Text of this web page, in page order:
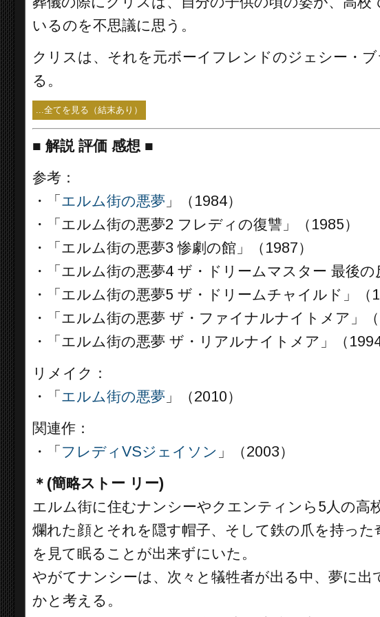
いるのを不思議に思う。
クリスは、それを元ボーイフレンドのジェシー・
る。
...全てを見る（結末あり）
■ 解説 評価 感想 ■
参考：
・「 エルム街の悪夢 」（1984）
・「エルム街の悪夢2 フレディの復讐」（1985）
・「エルム街の悪夢3 惨劇の館」（1987）
・「エルム街の悪夢4 ザ・ドリームマスター 最後の
・「エルム街の悪夢5 ザ・ドリームチャイルド」（
・「エルム街の悪夢 ザ・ファイナルナイトメア」（
・「エルム街の悪夢 ザ・リアルナイトメア」（1994
リメイク：
・「 エルム街の悪夢 」（2010）
関連作：
・「 フレディVSジェイソン 」（2003）
＊(簡略ストー リー)
エルム街に住むナンシーやクエンティンら5人の高
爛れた顔とそれを隠す帽子、そして鉄の爪を持っ
を見て眠ることが出来ずにいた。
やがてナンシーは、次々と犠牲者が出る中、夢に
かと考える。